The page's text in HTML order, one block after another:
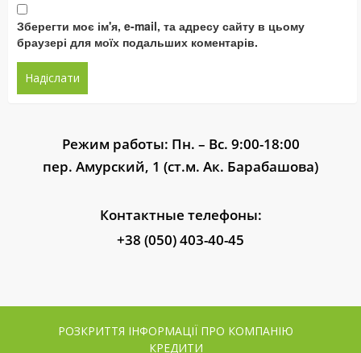
Зберегти моє ім'я, e-mail, та адресу сайту в цьому
браузері для моїх подальших коментарів.
Режим работы: Пн. – Вс. 9:00-18:00
пер. Амурский, 1 (ст.м. Ак. Барабашова)
Контактные телефоны:
+38 (050) 403-40-45
РОЗКРИТТЯ ІНФОРМАЦІЇ ПРО КОМПАНІЮ
КРЕДИТИ